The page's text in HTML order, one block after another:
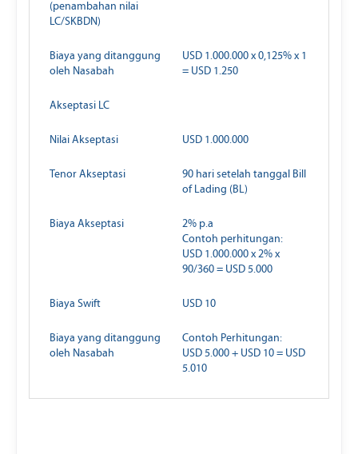
(penambahan nilai
LC/SKBDN)
Biaya yang ditanggung
oleh Nasabah
USD 1.000.000 x 0,125% x 1
= USD 1.250
Akseptasi LC
Nilai Akseptasi USD 1.000.000
Tenor Akseptasi
90 hari setelah tanggal Bill
of Lading (BL)
Biaya Akseptasi
2% p.a
Contoh perhitungan:
USD 1.000.000 x 2% x
90/360 = USD 5.000
Biaya Swift USD 10
Biaya yang ditanggung
oleh Nasabah
Contoh Perhitungan:
USD 5.000 + USD 10 = USD
5.010